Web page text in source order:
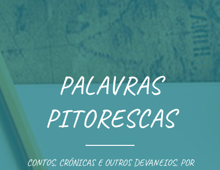
content
PALAVRAS
PITORESCAS
CONTOS, CRÔNICAS E OUTROS DEVANEIOS, POR